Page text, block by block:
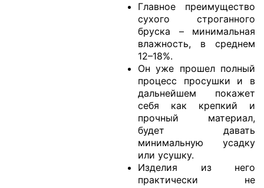
Главное преимущество
сухого строганного
бруска – минимальная
влажность, в среднем
12–18%.
Он уже прошел полный
процесс просушки и в
дальнейшем покажет
себя как крепкий и
прочный материал,
будет давать
минимальную усадку
или усушку.
Изделия из него
практически не